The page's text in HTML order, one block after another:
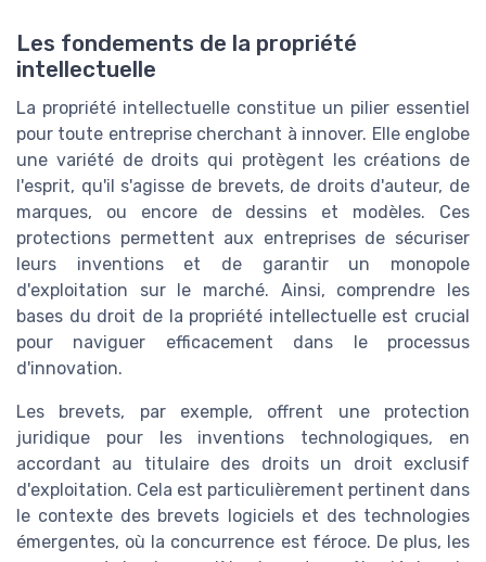
Les fondements de la propriété
intellectuelle
La propriété intellectuelle constitue un pilier essentiel
pour toute entreprise cherchant à innover. Elle englobe
une variété de droits qui protègent les créations de
l'esprit, qu'il s'agisse de brevets, de droits d'auteur, de
marques, ou encore de dessins et modèles. Ces
protections permettent aux entreprises de sécuriser
leurs inventions et de garantir un monopole
d'exploitation sur le marché. Ainsi, comprendre les
bases du droit de la propriété intellectuelle est crucial
pour naviguer efficacement dans le processus
d'innovation.
Les brevets, par exemple, offrent une protection
juridique pour les inventions technologiques, en
accordant au titulaire des droits un droit exclusif
d'exploitation. Cela est particulièrement pertinent dans
le contexte des brevets logiciels et des technologies
émergentes, où la concurrence est féroce. De plus, les